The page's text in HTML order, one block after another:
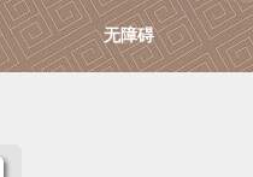
无障碍